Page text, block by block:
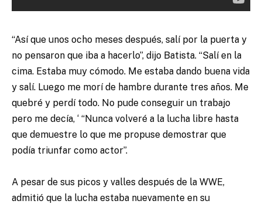
“Así que unos ocho meses después, salí por la puerta y
no pensaron que iba a hacerlo”, dijo Batista. “Salí en la
cima. Estaba muy cómodo. Me estaba dando buena vida
y salí. Luego me morí de hambre durante tres años. Me
quebré y perdí todo. No pude conseguir un trabajo
pero me decía, ‘ “Nunca volveré a la lucha libre hasta
que demuestre lo que me propuse demostrar que
podía triunfar como actor”.
A pesar de sus picos y valles después de la WWE,
admitió que la lucha estaba nuevamente en su